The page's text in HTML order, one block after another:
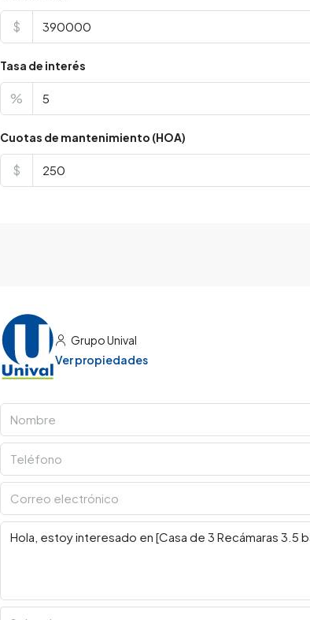
$
Tasa de interés
%
Cuotas de mantenimiento (HOA)
$
Grupo Unival
Ver propiedades